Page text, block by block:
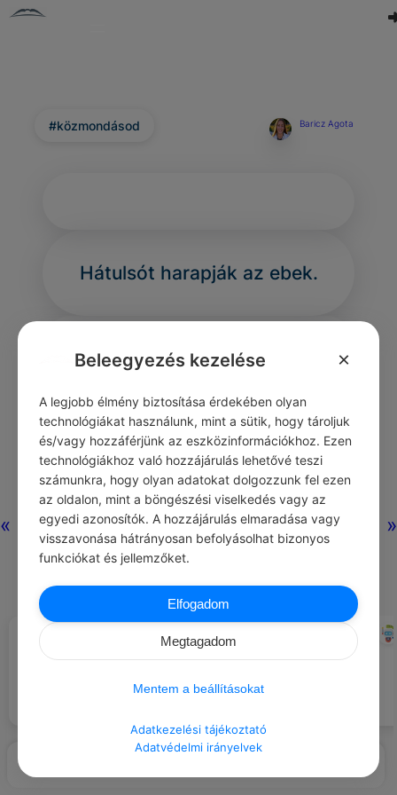
« »
#közmondásod Baricz Agota
Hátulsót harapják az ebek.
Nincs még
hozzászólás.
#IDÉZETEK VÉLEMÉNY
szomszédod fala lángol.
CHATGPT
Jogod van kérni a szerződés
Beleegyezés kezelése ×
A legjobb élmény biztosítása érdekében olyan
technológiákat használunk, mint a sütik, hogy tároljuk
és/vagy hozzáférjünk az eszközinformációkhoz. Ezen
technológiákhoz való hozzájárulás lehetővé teszi
számunkra, hogy olyan adatokat dolgozzunk fel ezen
az oldalon, mint a böngészési viselkedés vagy az
egyedi azonosítók. A hozzájárulás elmaradása vagy
visszavonása hátrányosan befolyásolhat bizonyos
funkciókat és jellemzőket.
Elfogadom
Megtagadom
Mentem a beállításokat
Adatkezelési tájékoztató
Adatvédelmi irányelvek